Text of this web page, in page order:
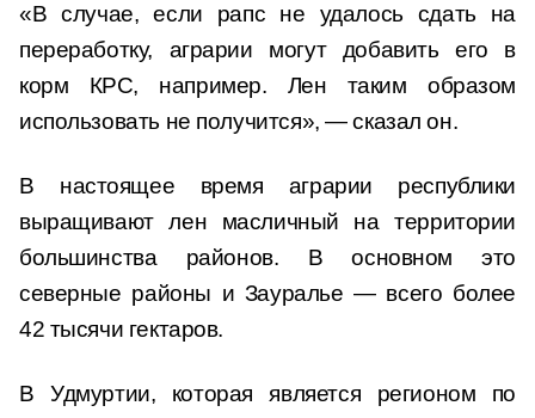
«В случае, если рапс не удалось сдать на
переработку, аграрии могут добавить его в
корм КРС, например. Лен таким образом
использовать не получится», — сказал он.
В настоящее время аграрии республики
выращивают лен масличный на территории
большинства районов. В основном это
северные районы и Зауралье — всего более
42 тысячи гектаров.
В Удмуртии, которая является регионом по